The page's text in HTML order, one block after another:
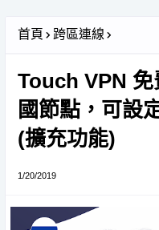
首頁 跨區連線
Touch VPN
國節點，可設
(擴充功能)
1/20/2019